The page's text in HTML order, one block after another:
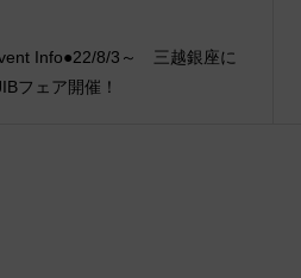
Info●22/8/3～ 三越銀座に
フェア開催！